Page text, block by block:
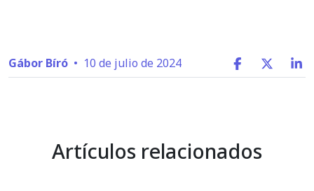
Gábor Bíró • 10 de julio de 2024
Artículos relacionados